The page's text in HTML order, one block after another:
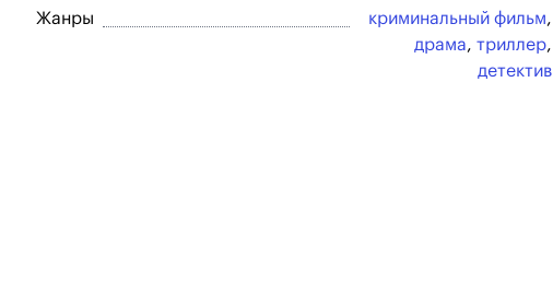
Жанры криминальный фильм,
драма, триллер,
детектив